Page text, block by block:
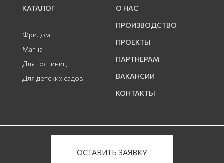
ОСТАВИТЬ ЗАЯВКУ
КАТАЛОГ
Фридом
Магна
Для гостиниц
Для детских садов
О НАС
ПРОИЗВОДСТВО
ПРОЕКТЫ
ПАРТНЕРАМ
ВАКАНСИИ
КОНТАКТЫ